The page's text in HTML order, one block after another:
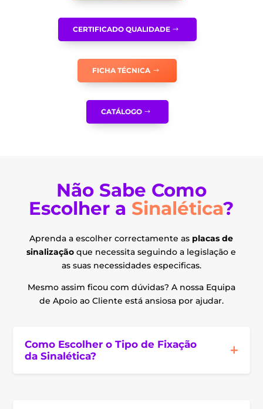
CERTIFICADO QUALIDADE
FICHA TÉCNICA
CATÁLOGO
Não Sabe Como
Escolher a Sinalética?
Aprenda a escolher correctamente as placas de
sinalização que necessita seguindo a legislação e
as suas necessidades especificas.
Mesmo assim ficou com dúvidas? A nossa Equipa
de Apoio ao Cliente está ansiosa por ajudar.
Como Escolher o Tipo de Fixação
da Sinalética?